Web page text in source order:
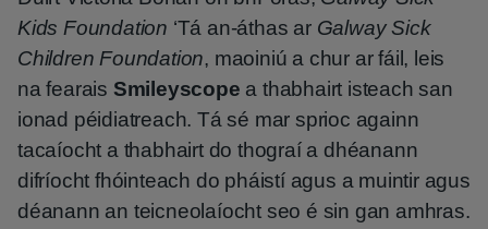
Kids Foundation ‘Tá an-áthas ar Galway Sick
Children Foundation, maoiniú a chur ar fáil, leis
na fearais Smileyscope a thabhairt isteach san
ionad péidiatreach. Tá sé mar sprioc againn
tacaíocht a thabhairt do thograí a dhéanann
difríocht fhóinteach do pháistí agus a muintir agus
déanann an teicneolaíocht seo é sin gan amhras.